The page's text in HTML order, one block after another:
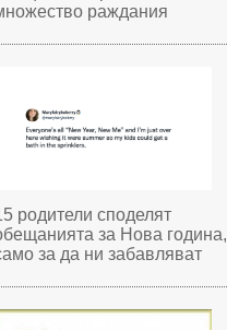
раждания
родители споделят
за Нова година,
за да ни забавляват